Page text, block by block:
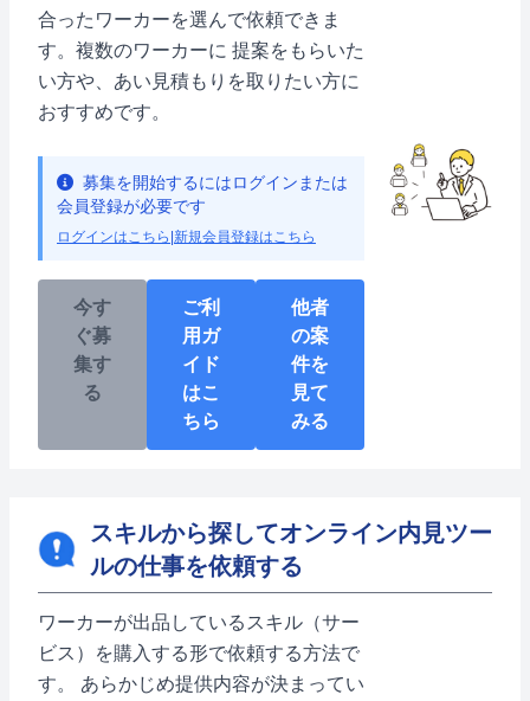
合ったワーカーを選んで依頼できま
す。複数のワーカーに 提案をもらいた
い方や、あい見積もりを取りたい方に
おすすめです。
募集を開始するにはログインまたは
会員登録が必要です
ログインはこちら 新規会員登録はこちら
今す
ぐ募
集す
る
ご利
用ガ
イド
はこ
ちら
他者
の案
件を
見て
みる
スキルから探してオンライン内見ツー
ルの仕事を依頼する
ワーカーが出品しているスキル（サー
ビス）を購入する形で依頼する方法で
す。 あらかじめ提供内容が決まってい